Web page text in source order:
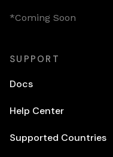
*Coming Soon
SUPPORT
Docs
Help Center
Supported Countries